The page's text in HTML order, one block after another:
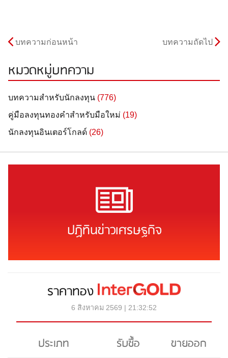
บทความก่อนหน้า บทความถัดไป
หมวดหมู่บทความ
บทความสำหรับนักลงทุน (776)
คู่มือลงทุนทองคำสำหรับมือใหม่ (19)
นักลงทุนอินเตอร์โกลด์ (26)
ปฏิทินข่าวเศรษฐกิจ
ราคาทอง
6 สิงหาคม 2569 | 21:32:52
ประเภท รับซื้อ ขายออก